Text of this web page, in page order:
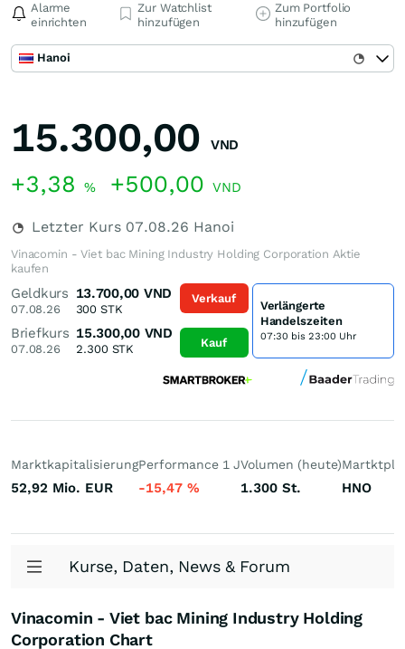
Alarme
einrichten
Zur Watchlist
hinzufügen
Zum Portfolio
hinzufügen
Hanoi
15.300,00 VND
+3,38 % +500,00 VND
Letzter Kurs 07.08.26 Hanoi
Vinacomin - Viet bac Mining Industry Holding Corporation Aktie
kaufen
Geldkurs
07.08.26
13.700,00 VND
300 STK
Briefkurs
07.08.26
15.300,00 VND
2.300STK
Verkauf
Kauf
Verlängerte
Handelszeiten
07:30 bis 23:00 Uhr
Marktkapitalisierung
52,92 Mio. EUR
Performance 1 J
-15,47 %
Volumen (heute)
1.300 St. HNO
Kurse, Daten, News & Forum
Vinacomin - Viet bac Mining Industry Holding
Corporation Chart